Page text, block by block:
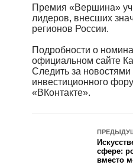
Премия «Вершина»
лидеров, внесших
регионов России.
Подробности о
официальном сайте
Следить за
инвестиционного
«ВКонтакте».
сфере:
вместо